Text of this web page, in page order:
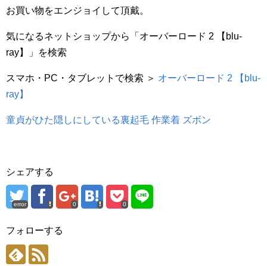
お買い物をエンジョイして頂戴。
気になるネットショップから「オーバーロード 2 【blu-
ray】」を検索
スマホ・PC・タブレットで検索 ＞ オーバーロード 2 【blu-
ray】
童貞がひた隠しにしている裏起毛 作業着 ズボン
シェアする
error 0 0
フォローする